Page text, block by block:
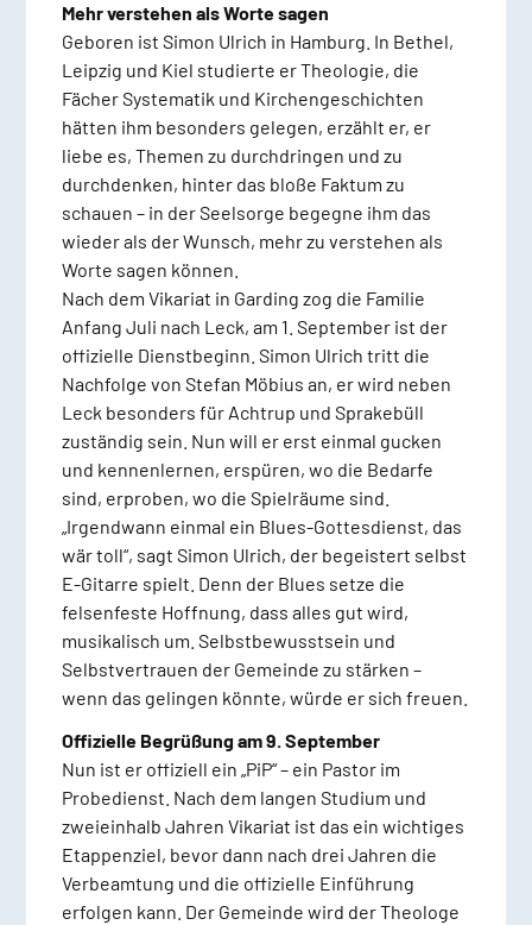
Mehr verstehen als Worte sagen
Geboren ist Simon Ulrich in Hamburg. In Bethel,
Leipzig und Kiel studierte er Theologie, die
Fächer Systematik und Kirchengeschichten
hätten ihm besonders gelegen, erzählt er, er
liebe es, Themen zu durchdringen und zu
durchdenken, hinter das bloße Faktum zu
schauen – in der Seelsorge begegne ihm das
wieder als der Wunsch, mehr zu verstehen als
Worte sagen können.
Nach dem Vikariat in Garding zog die Familie
Anfang Juli nach Leck, am 1. September ist der
offizielle Dienstbeginn. Simon Ulrich tritt die
Nachfolge von Stefan Möbius an, er wird neben
Leck besonders für Achtrup und Sprakebüll
zuständig sein. Nun will er erst einmal gucken
und kennenlernen, erspüren, wo die Bedarfe
sind, erproben, wo die Spielräume sind.
„Irgendwann einmal ein Blues-Gottesdienst, das
wär toll“, sagt Simon Ulrich, der begeistert selbst
E-Gitarre spielt. Denn der Blues setze die
felsenfeste Hoffnung, dass alles gut wird,
musikalisch um. Selbstbewusstsein und
Selbstvertrauen der Gemeinde zu stärken –
wenn das gelingen könnte, würde er sich freuen.
Offizielle Begrüßung am 9. September
Nun ist er offiziell ein „PiP“ – ein Pastor im
Probedienst. Nach dem langen Studium und
zweieinhalb Jahren Vikariat ist das ein wichtiges
Etappenziel, bevor dann nach drei Jahren die
Verbeamtung und die offizielle Einführung
erfolgen kann. Der Gemeinde wird der Theologe